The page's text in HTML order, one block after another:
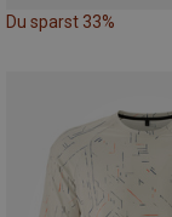
Du sparst 33%